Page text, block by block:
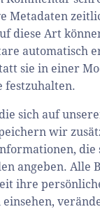
Metadaten
diese Art
automatisch
sie in einer
festzuhalten.
sich auf
wir
die
angeben. Alle
ihre